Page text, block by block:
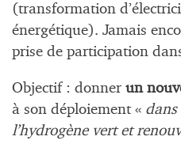
(transformation
énergétique). Jamais
prise de participation
Objectif : donner un
à son déploiement « dans
l’hydrogène vert et